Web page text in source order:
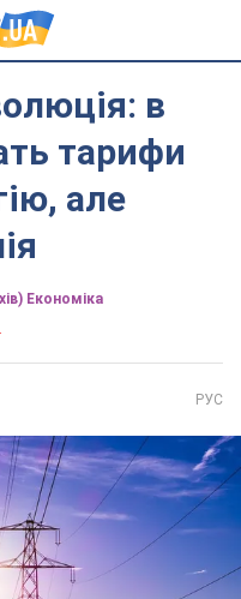
в
тарифи
але
Економіка
РУС